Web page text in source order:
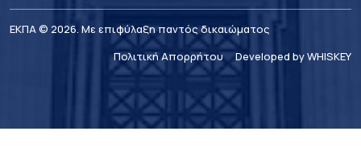
ΕΚΠΑ © 2026. Με επιφύλαξη παντός δικαιώματος
Πολιτική Απορρήτου
Developed by WHISKEY